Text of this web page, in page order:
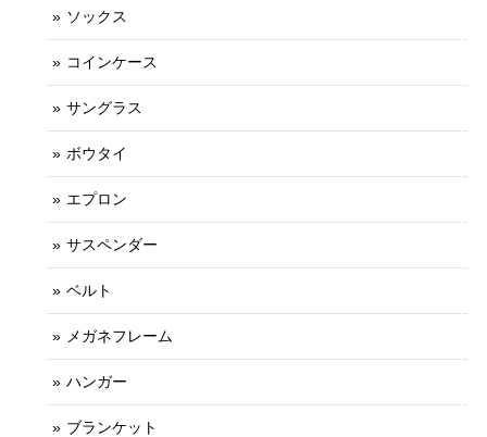
ソックス
コインケース
サングラス
ボウタイ
エプロン
サスペンダー
ベルト
メガネフレーム
ハンガー
ブランケット